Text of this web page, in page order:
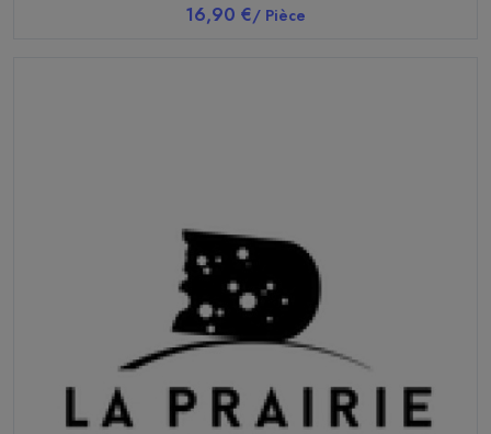
16,90 €/ Pièce